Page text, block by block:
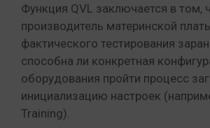
Функция QVL заключается в том,
производитель материнской
фактического тестирования
способна ли конкретная
оборудования пройти процесс
инициализацию настроек
Training).